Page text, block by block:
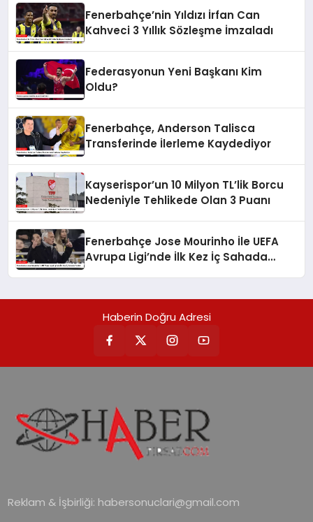
Fenerbahçe’nin Yıldızı İrfan Can
Kahveci 3 Yıllık Sözleşme İmzaladı
Federasyonun Yeni Başkanı Kim
Oldu?
Fenerbahçe, Anderson Talisca
Transferinde İlerleme Kaydediyor
Kayserispor’un 10 Milyon TL’lik Borcu
Nedeniyle Tehlikede Olan 3 Puanı
Fenerbahçe Jose Mourinho İle UEFA
Avrupa Ligi’nde İlk Kez İç Sahada
Haberin Doğru Adresi
Reklam & İşbirliği: habersonuclari@gmail.com